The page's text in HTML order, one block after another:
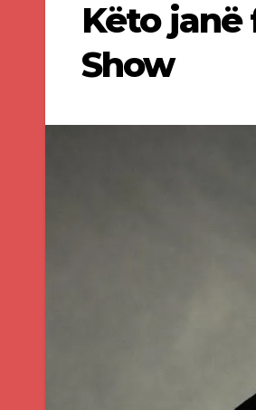
Këto janë
Show